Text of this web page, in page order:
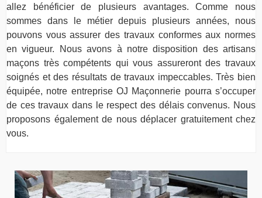
allez bénéficier de plusieurs avantages. Comme nous
sommes dans le métier depuis plusieurs années, nous
pouvons vous assurer des travaux conformes aux normes
en vigueur. Nous avons à notre disposition des artisans
maçons très compétents qui vous assureront des travaux
soignés et des résultats de travaux impeccables. Très bien
équipée, notre entreprise OJ Maçonnerie pourra s’occuper
de ces travaux dans le respect des délais convenus. Nous
proposons également de nous déplacer gratuitement chez
vous.